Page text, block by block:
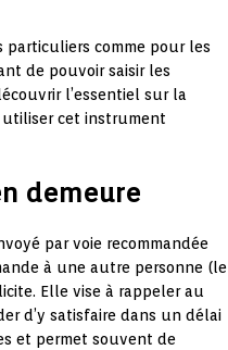
comme pour les
de pouvoir saisir les
l’essentiel sur la
utiliser cet instrument
demeure
par voie recommandée
à une autre personne (le
Elle vise à rappeler au
d’y satisfaire dans un délai
et permet souvent de